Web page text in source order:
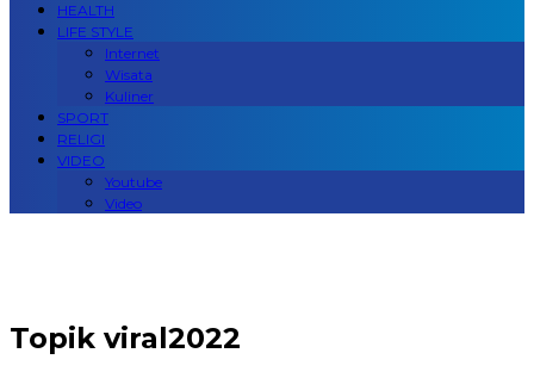
HEALTH
LIFE STYLE
Internet
Wisata
Kuliner
SPORT
RELIGI
VIDEO
Youtube
Video
Topik viral2022